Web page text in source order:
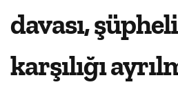
davası,
karşılığı